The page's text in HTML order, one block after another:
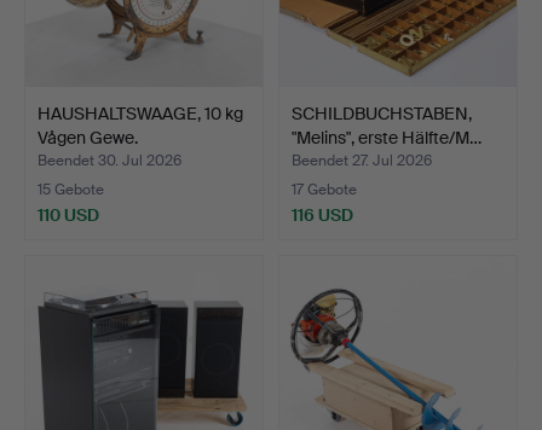
HAUSHALTSWAAGE, 10 kg
Vågen Gewe.
Beendet 30. Jul 2026
15 Gebote
110 USD
SCHILDBUCHSTABEN,
"Melins", erste Hälfte/M…
Beendet 27. Jul 2026
17 Gebote
116 USD